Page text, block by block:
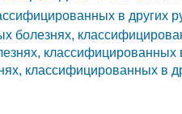
в других
болезнях,
классифицированных
классифицированных в